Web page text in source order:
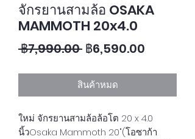
จักรยานสามล้อ OSAKA
MAMMOTH 20x4.0
฿7,990.00 ราคาปกติ
฿6,590.00
สินค้าหมด
ใหม่ จักรยานสามล้อล้อโต 20 x 4.0
นิ้วOsaka Mammoth 20"(โอซาก้า